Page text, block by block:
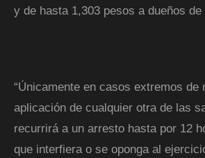
y de hasta 1,303 pesos a dueños de
“Únicamente en casos extremos de
aplicación de cualquier otra de las
recurrirá a un arresto hasta por 12
que interfiera o se oponga al